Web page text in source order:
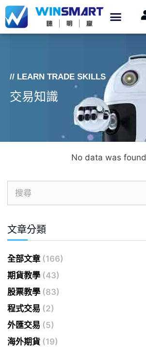
// LEARN TRADE SKILLS
交易知識
No data was found
文章分類
全部文章 (166)
期貨教學 (43)
股票教學 (83)
程式交易 (2)
外匯交易 (5)
海外期貨 (19)